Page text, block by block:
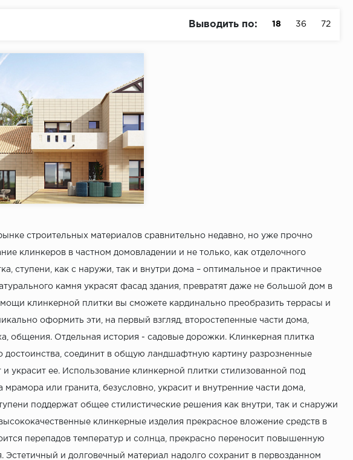
Выводить по: 18 36 72
DUNA Greco Gres
Greco Gres
строительных материалов сравнительно недавно, но уже прочно
клинкеров в частном домовладении и не только, как отделочного
ступени, как с наружи, так и внутри дома – оптимальное и практичное
камня украсят фасад здания, превратят даже не большой дом в
клинкерной плитки вы сможете кардинально преобразить террасы и
оформить эти, на первый взгляд, второстепенные части дома,
общения. Отдельная история - садовые дорожки. Клинкерная плитка
достоинства, соединит в общую ландшафтную картину разрозненные
украсит ее. Использование клинкерной плитки стилизованной под
или гранита, безусловно, украсит и внутренние части дома,
поддержат общее стилистические решения как внутри, так и снаружи
клинкерные изделия прекрасное вложение средств в
перепадов температур и солнца, прекрасно переносит повышенную
Эстетичный и долговечный материал надолго сохранит в первозданном